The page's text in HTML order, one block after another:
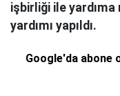
işbirliği ile
yardımı yapıldı.
Google'da abone